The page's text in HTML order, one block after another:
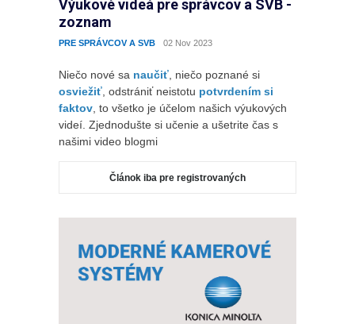
zoznam
PRE SPRÁVCOV A SVB 02 Nov 2023
Niečo nové sa naučiť , niečo poznané si
osviežiť , odstrániť neistotu potvrdením si
faktov , to všetko je účelom našich výukových
videí. Zjednodušte si učenie a ušetrite čas s
našimi video blogmi
Článok iba pre registrovaných